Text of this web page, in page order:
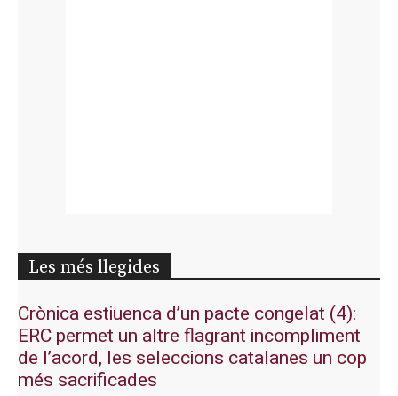
Les més llegides
Crònica estiuenca d’un pacte congelat (4):
ERC permet un altre flagrant incompliment
de l’acord, les seleccions catalanes un cop
més sacrificades